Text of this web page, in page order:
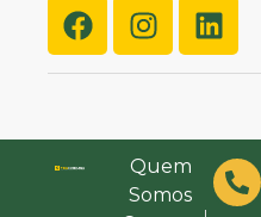
Quem
Somos